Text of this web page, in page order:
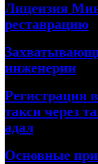
Лицензия
реставрацию
инженерии
Регистрация
такси через
адал
Основные